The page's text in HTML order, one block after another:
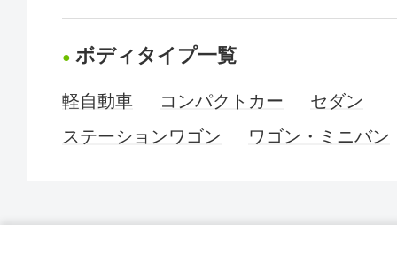
ボディタイプ一覧
軽自動車 コンパクトカー
セダン
ステーションワゴン
ワゴン・ミニバン